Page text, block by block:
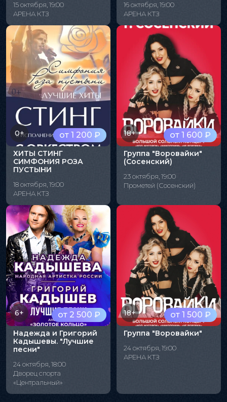
15 октября, 19:00
АРЕНА КТЗ
16 октября, 19:00
АРЕНА КТЗ
от 1 200 ₽
0+
ХИТЫ СТИНГ
СИМФОНИЯ РОЗА
ПУСТЫНИ
18 октября, 19:00
АРЕНА КТЗ
от 1 600 ₽
18+
Группа "Воровайки"
(Сосенский)
23 октября, 19:00
Прометей (Сосенский)
от 2 500 ₽
6+
Надежда и Григорий
Кадышевы. "Лучшие
песни"
24 октября, 18:00
Дворец спорта
«Центральный»
от 1 500 ₽
18+
Группа "Воровайки"
24 октября, 19:00
АРЕНА КТЗ